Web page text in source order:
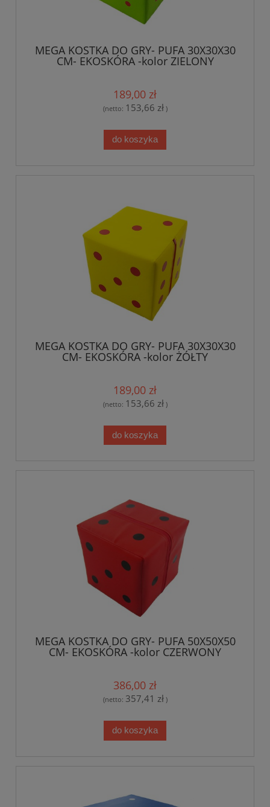
MEGA KOSTKA DO GRY- PUFA 30X30X30
CM- EKOSKÓRA -kolor ZIELONY
189,00 zł
(netto: 153,66 zł)
do koszyka
MEGA KOSTKA DO GRY- PUFA 30X30X30
CM- EKOSKÓRA -kolor ŻÓŁTY
189,00 zł
(netto: 153,66 zł)
do koszyka
MEGA KOSTKA DO GRY- PUFA 50X50X50
CM- EKOSKÓRA -kolor CZERWONY
386,00 zł
(netto: 357,41 zł)
do koszyka